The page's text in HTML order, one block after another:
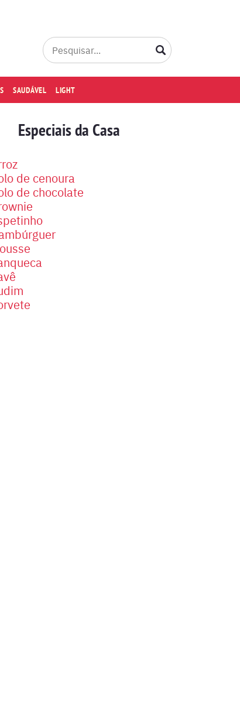
SAUDÁVEL LIGHT
Especiais da Casa
de cenoura
de chocolate